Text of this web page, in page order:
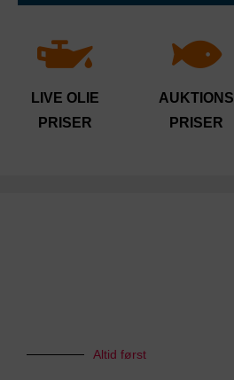
LIVE OLIE
PRISER
AUKTIONS
PRISER
Altid først